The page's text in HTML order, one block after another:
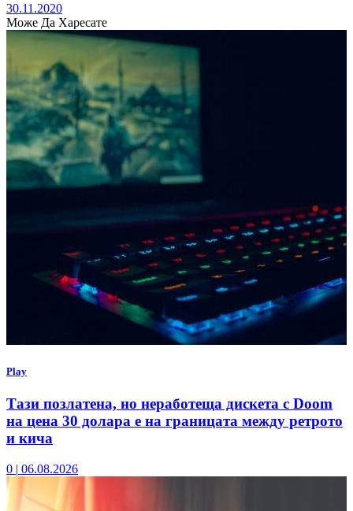
30.11.2020
Може Да Харесате
Play
Тази позлатена, но неработеща дискета с Doom
на цена 30 долара е на границата между ретрото
и кича
0 | 06.08.2026